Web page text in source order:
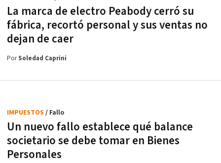
La marca de electro Peabody cerró su
fábrica, recortó personal y sus ventas no
dejan de caer
PorSoledad Caprini
Un nuevo fallo establece qué balance
societario se debe tomar en Bienes
Personales
IMPUESTOS / Fallo